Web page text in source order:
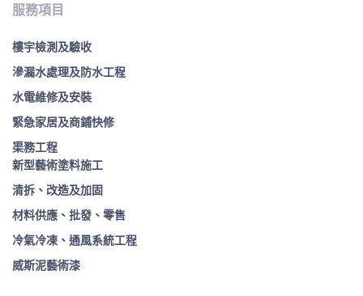
服務項目
樓宇檢測及驗收
滲漏水處理及防水工程
水電維修及安裝
緊急家居及商鋪快修
渠務工程
新型藝術塗料施工
清拆、改造及加固
材料供應、批發、零售
冷氣冷凍、通風系統工程
威斯泥藝術漆